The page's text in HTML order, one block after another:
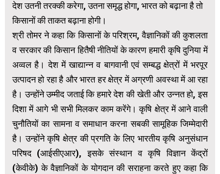
देश उतनी तरक्की करेगा, उतना समृद्ध होगा, भारत को बढ़ाना है तो
किसानों की ताकत बढ़ाना होगी।
श्री तोमर ने कहा कि किसानों के परिश्रम, वैज्ञानिकों की कुशलता
व सरकार की किसान हितैषी नीतियों के कारण हमारी कृषि दुनिया में
अव्वल है। देश में खाद्यान्न व बागवानी एवं सम्बद्ध क्षेत्रों में भरपूर
उत्पादन हो रहा है और भारत हर क्षेत्र में अग्रणी अवस्था में आ रहा
है। उन्होंने उम्मीद जताई कि हमारे देश की खेती और उन्नत हो, इस
दिशा में आगे भी सभी मिलकर काम करेंगे। कृषि क्षेत्र में आने वाली
चुनौतियों का सामना व समाधान करना सबकी सामूहिक जिम्मेदारी
है। उन्होंने कृषि क्षेत्र की प्रगति के लिए भारतीय कृषि अनुसंधान
परिषद (आईसीएआर), इसके संस्थान व कृषि विज्ञान केंद्रों
(केवीके) के वैज्ञानिकों के योगदान की सराहना करते हुए कहा कि